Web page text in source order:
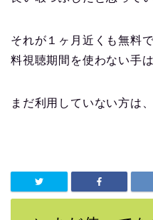
それが１ヶ月近くも無料
料視聴期間を使わない手
まだ利用していない方は